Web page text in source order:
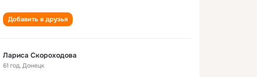
Добавить в друзья
Лариса Скороходова
61 год,Донецк